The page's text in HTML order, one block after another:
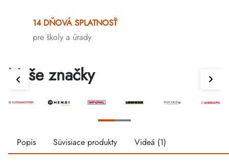
14 DŇOVÁ SPLATNOSŤ
pre školy a úrady
Naše značky
Popis Súvisiace produkty Videá (1)